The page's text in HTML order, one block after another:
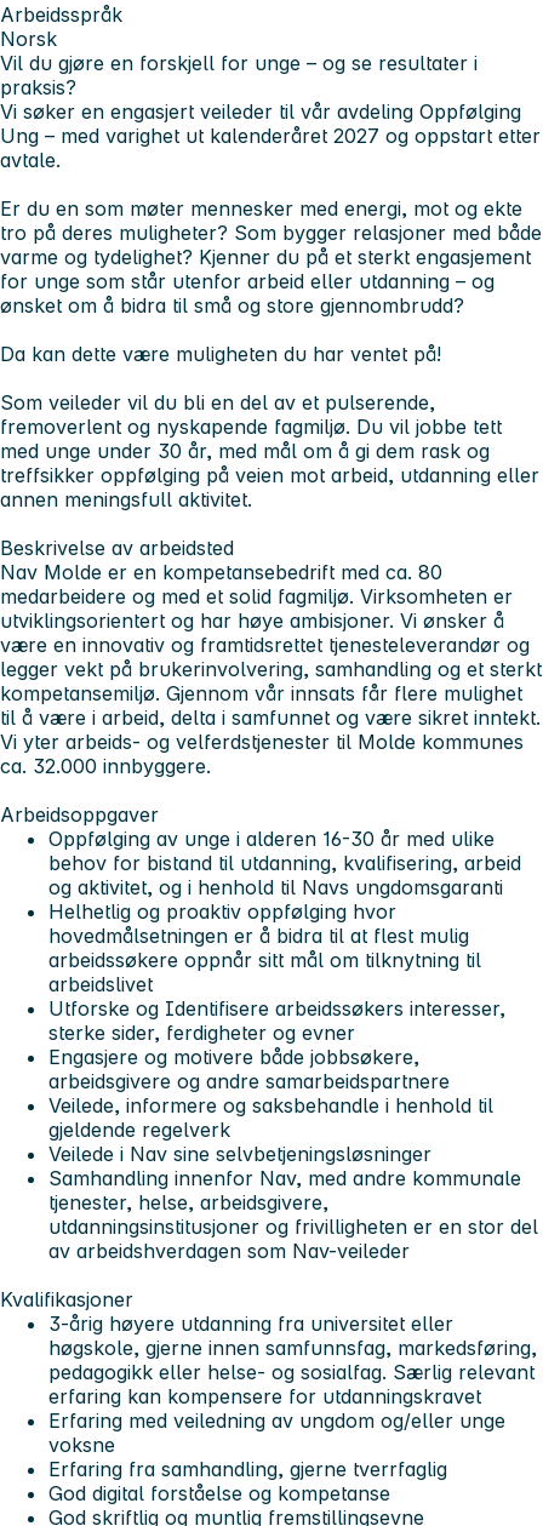
Arbeidsspråk
Norsk
Vil du gjøre en forskjell for unge – og se resultater i
praksis?
Vi søker en engasjert veileder til vår avdeling Oppfølging
Ung – med varighet ut kalenderåret 2027 og oppstart etter
avtale.
Er du en som møter mennesker med energi, mot og ekte
tro på deres muligheter? Som bygger relasjoner med både
varme og tydelighet? Kjenner du på et sterkt engasjement
for unge som står utenfor arbeid eller utdanning – og
ønsket om å bidra til små og store gjennombrudd?
Da kan dette være muligheten du har ventet på!
Som veileder vil du bli en del av et pulserende,
fremoverlent og nyskapende fagmiljø. Du vil jobbe tett
med unge under 30 år, med mål om å gi dem rask og
treffsikker oppfølging på veien mot arbeid, utdanning eller
annen meningsfull aktivitet.
Beskrivelse av arbeidsted
Nav Molde er en kompetansebedrift med ca. 80
medarbeidere og med et solid fagmiljø. Virksomheten er
utviklingsorientert og har høye ambisjoner. Vi ønsker å
være en innovativ og framtidsrettet tjenesteleverandør og
legger vekt på brukerinvolvering, samhandling og et sterkt
kompetansemiljø. Gjennom vår innsats får flere mulighet
til å være i arbeid, delta i samfunnet og være sikret inntekt.
Vi yter arbeids- og velferdstjenester til Molde kommunes
ca. 32.000 innbyggere.
Arbeidsoppgaver
Oppfølging av unge i alderen 16-30 år med ulike
behov for bistand til utdanning, kvalifisering, arbeid
og aktivitet, og i henhold til Navs ungdomsgaranti
Helhetlig og proaktiv oppfølging hvor
hovedmålsetningen er å bidra til at flest mulig
arbeidssøkere oppnår sitt mål om tilknytning til
arbeidslivet
Utforske og Identifisere arbeidssøkers interesser,
sterke sider, ferdigheter og evner
Engasjere og motivere både jobbsøkere,
arbeidsgivere og andre samarbeidspartnere
Veilede, informere og saksbehandle i henhold til
gjeldende regelverk
Veilede i Nav sine selvbetjeningsløsninger
Samhandling innenfor Nav, med andre kommunale
tjenester, helse, arbeidsgivere,
utdanningsinstitusjoner og frivilligheten er en stor del
av arbeidshverdagen som Nav-veileder
Kvalifikasjoner
3-årig høyere utdanning fra universitet eller
høgskole, gjerne innen samfunnsfag, markedsføring,
pedagogikk eller helse- og sosialfag. Særlig relevant
erfaring kan kompensere for utdanningskravet
Erfaring med veiledning av ungdom og/eller unge
voksne
Erfaring fra samhandling, gjerne tverrfaglig
God digital forståelse og kompetanse
God skriftlig og muntlig fremstillingsevne